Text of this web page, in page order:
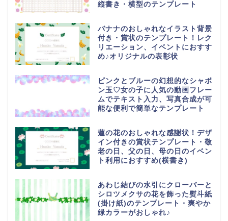
縦書き・横型のテンプレート
バナナのおしゃれなイラスト背景
付き・賞状のテンプレート！レク
リエーション、イベントにおすす
め♪オリジナルの表彰状
ピンクとブルーの幻想的なシャボ
ン玉♡女の子に人気の動画フレー
ムでテキスト入力、写真合成が可
能な便利で簡単なテンプレート
蓮の花のおしゃれな感謝状！デザ
イン付きの賞状テンプレート・敬
老の日、父の日、母の日のイベン
ト利用におすすめ(横書き)
あわじ結びの水引にクローバーと
シロツメクサの花を飾った熨斗紙
(掛け紙)のテンプレート・爽やか
緑カラーがおしゃれ♪